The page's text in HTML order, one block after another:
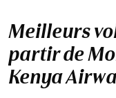
Meilleurs
partir de
Kenya